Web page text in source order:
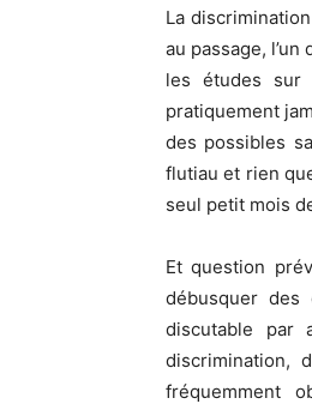
La
au passage,
les études sur
pratiquement
des possibles
flutiau et rien
seul petit mois
Et question
débusquer des
discutable
discrimination,
fréquemment